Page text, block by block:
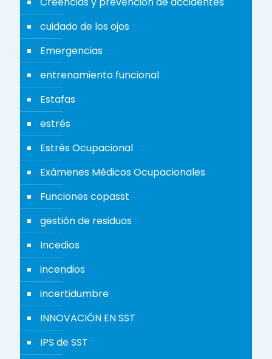
cuidado de los ojos
Emergencias
entrenamiento funcional
Estafas
estrés
Estrés Ocupacional
Exámenes Médicos Ocupacionales
Funciones copasst
gestión de residuos
Incedios
incendios
incertidumbre
INNOVACIÓN EN SST
IPS de SST